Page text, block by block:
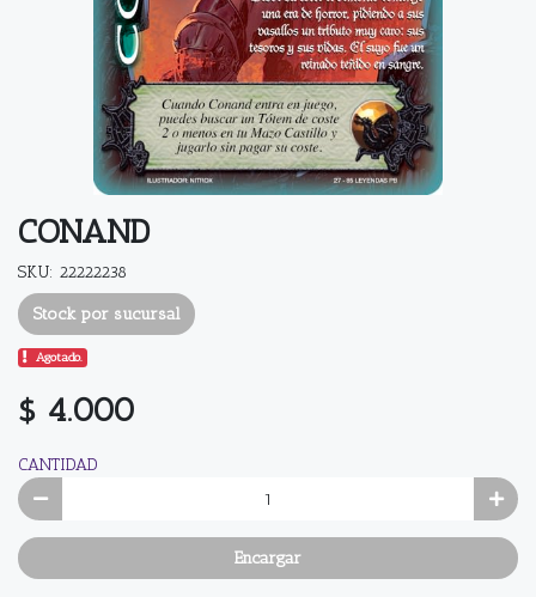
CONAND
SKU: 22222238
Stock por sucursal
Agotado.
$ 4.000
CANTIDAD
Encargar